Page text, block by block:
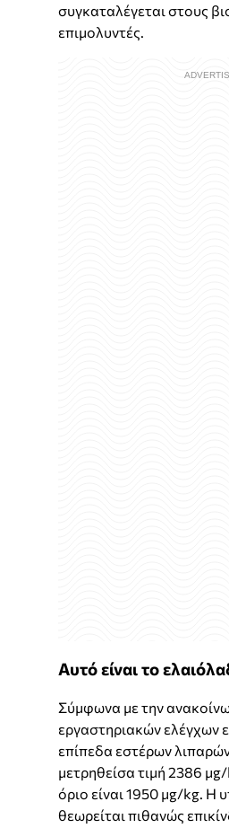
συγκαταλέγεται στους
επιμολυντές.
Αυτό είναι το
Σύμφωνα με την
εργαστηριακών ελέγχων
επίπεδα εστέρων
μετρηθείσα τιμή 2386
όριο είναι 1950 μg/kg. Η
θεωρείται πιθανώς